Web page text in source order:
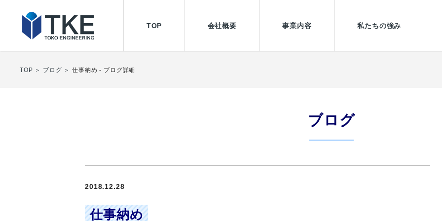
TOP 会社概要 事業内容 私たちの強み
TOP ブログ 仕事納め - ブログ詳細
ブログ
2018.12.28
仕事納め